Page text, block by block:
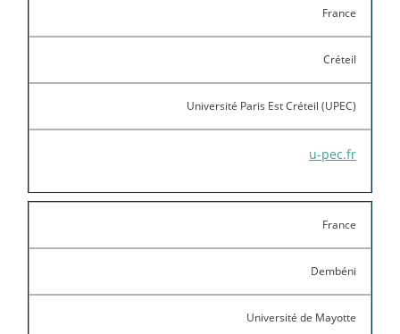
France
Créteil
Université Paris Est Créteil (UPEC)
u-pec.fr
France
Dembéni
Université de Mayotte